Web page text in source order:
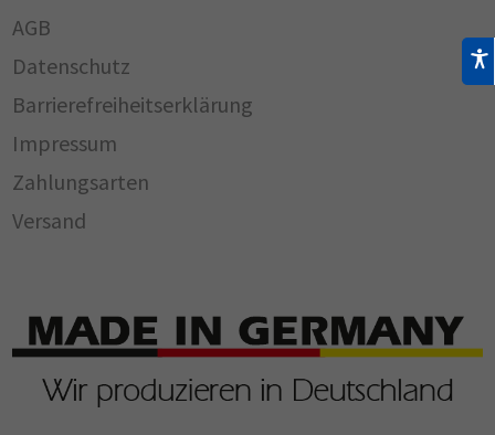
AGB
Datenschutz
Barrierefreiheitserklärung
Impressum
Zahlungsarten
Versand